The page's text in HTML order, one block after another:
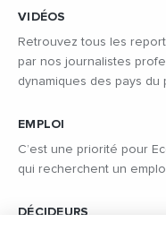
VIDÉOS
Retrouvez tous les
par nos journalistes
dynamiques des pays du
EMPLOI
C’est une priorité pour
qui recherchent un
DÉCIDEURS